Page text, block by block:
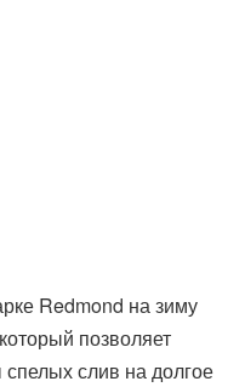
Redmond на зиму
позволяет
слив на долгое